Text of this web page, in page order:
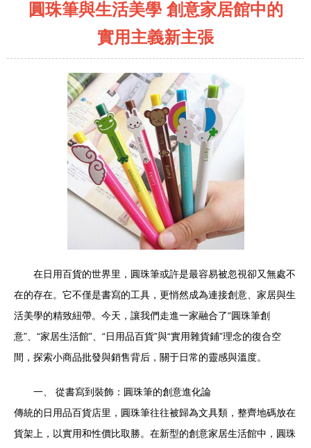
圓珠筆與生活美學 創意家居館中的
實用主義新主張
在日用百貨的世界里，圓珠筆或許是最容易被忽視卻又無處不
在的存在。它不僅是書寫的工具，更悄然成為連接創意、家居與生
活美學的精致紐帶。今天，讓我們走進一家融合了“圓珠筆創
意”、“家居生活館”、“日用品百貨”與“實用雜貨鋪”理念的復合空
間，探索小商品批發與銷售背后，關于日常的靈感與溫度。
一、 從書寫到裝飾：圓珠筆的創意進化論
傳統的日用品百貨店里，圓珠筆往往被歸為文具類，整齊地碼放在
貨架上，以實用和性價比取勝。在新型的創意家居生活館中，圓珠